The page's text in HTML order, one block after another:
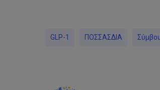
GLP-1 ΠΟΣΣΑΣΔΙΑ